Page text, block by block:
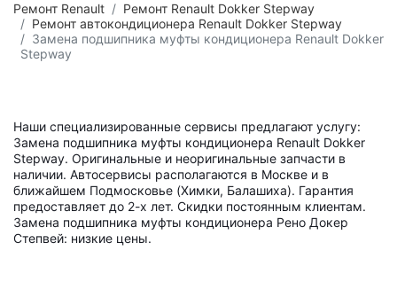
Ремонт Renault
Ремонт Renault Dokker Stepway
Ремонт автокондиционера Renault Dokker Stepway
Замена подшипника муфты кондиционера Renault Dokker
Stepway
Наши специализированные сервисы предлагают услугу:
Замена подшипника муфты кондиционера Renault Dokker
Stepway. Оригинальные и неоригинальные запчасти в
наличии. Автосервисы располагаются в Москве и в
ближайшем Подмосковье (Химки, Балашиха). Гарантия
предоставляет до 2-х лет. Скидки постоянным клиентам.
Замена подшипника муфты кондиционера Рено Докер
Степвей: низкие цены.